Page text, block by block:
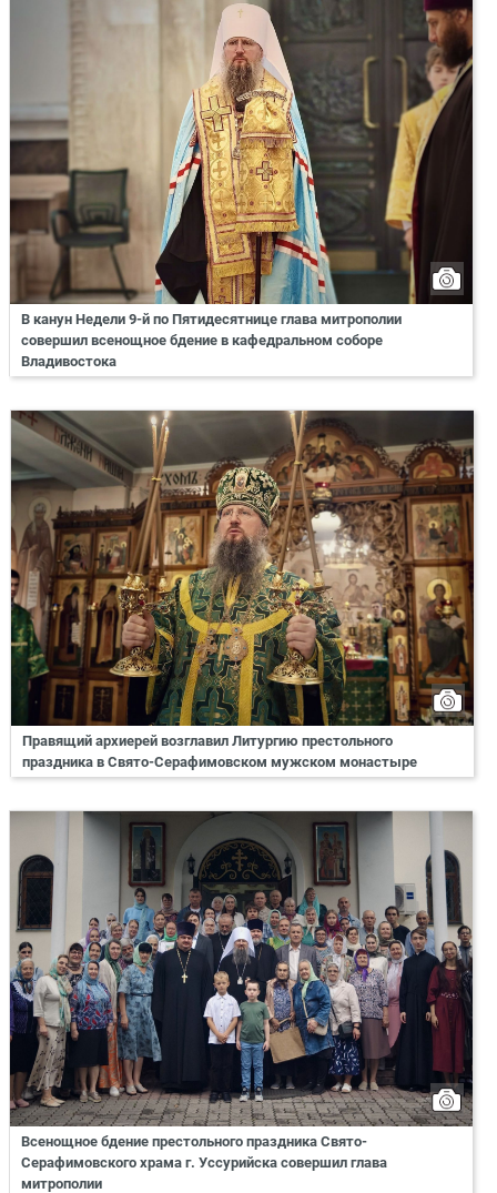
В канун Недели 9-й по Пятидесятнице глава митрополии
совершил всенощное бдение в кафедральном соборе
Владивостока
Правящий архиерей возглавил Литургию престольного
праздника в Свято-Серафимовском мужском монастыре
Всенощное бдение престольного праздника Свято-
Серафимовского храма г. Уссурийска совершил глава
митрополии